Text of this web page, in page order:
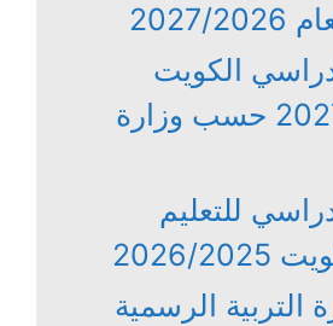
الكويت
2026 – 2027 حسب وزارة
للتعليم
2025
التربية الرسمية